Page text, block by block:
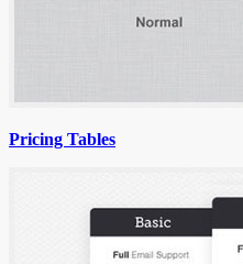
Pricing Tables